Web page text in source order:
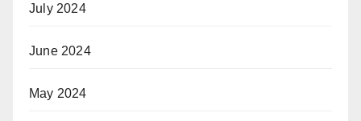
July 2024
June 2024
May 2024